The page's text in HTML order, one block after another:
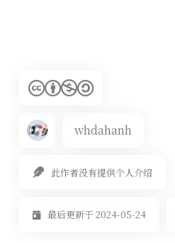
whdahanh
此作者没有提供个人介绍
最后更新于 2024-05-24